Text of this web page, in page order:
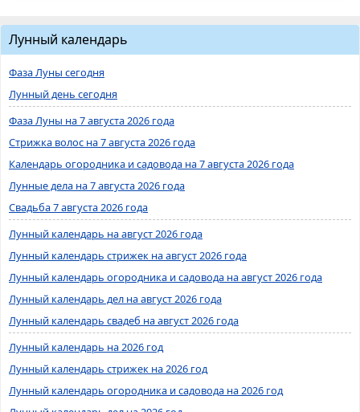
Лунный календарь
Фаза Луны сегодня
Лунный день сегодня
Фаза Луны на 7 августа 2026 года
Стрижка волос на 7 августа 2026 года
Календарь огородника и садовода на 7 августа 2026 года
Лунные дела на 7 августа 2026 года
Свадьба 7 августа 2026 года
Лунный календарь на август 2026 года
Лунный календарь стрижек на август 2026 года
Лунный календарь огородника и садовода на август 2026 года
Лунный календарь дел на август 2026 года
Лунный календарь свадеб на август 2026 года
Лунный календарь на 2026 год
Лунный календарь стрижек на 2026 год
Лунный календарь огородника и садовода на 2026 год